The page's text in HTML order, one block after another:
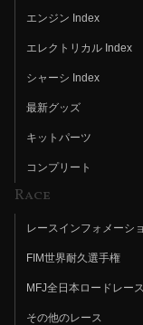
エンジン Index
エレクトリカル Index
シャーシ Index
最新グッズ
キットパーツ
コンプリート
Race
レースインフォメーシ
FIM世界耐久選手権
MFJ全日本ロードレー
その他のレース